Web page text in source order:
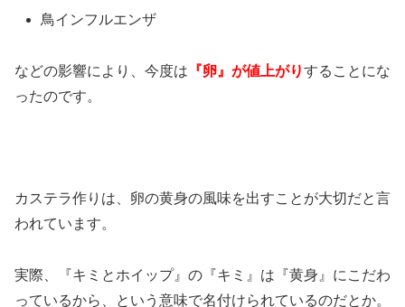
鳥インフルエンザ
などの影響により、今度は 『卵』が値上がりすることにな
ったのです。
カステラ作りは、卵の黄身の風味を出すことが大切だと言
われています。
実際、『キミとホイップ』の『キミ』は『黄身』にこだわ
っているから、という意味で名付けられているのだとか。